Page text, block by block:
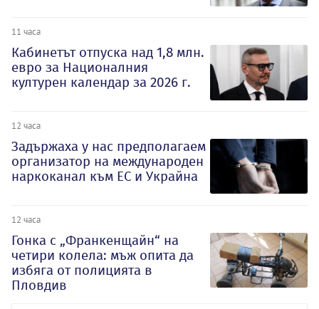
11 часа
Кабинетът отпуска над 1,8 млн.
евро за Националния
културен календар за 2026 г.
12 часа
Задържаха у нас предполагаем
организатор на международен
наркоканал към ЕС и Украйна
12 часа
Гонка с „Франкенщайн“ на
четири колела: мъж опита да
избяга от полицията в
Пловдив